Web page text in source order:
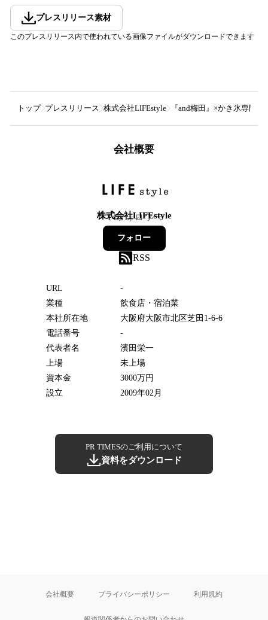
プレスリリース素材
このプレスリリース内で使われている画像ファイルがダウンロードできます
トップ プレスリリース 株式会社LIFEstyle 『and梅田』×かき氷専門
会社概要
株式会社LIFEstyle
14フォロワー
フォロー
RSS
URL
-
業種
飲食店・宿泊業
本社所在地
大阪府大阪市北区芝田1-6-6
電話番号
-
代表者名
濱田栄一
上場
未上場
資本金
3000万円
設立
2009年02月
PR TIMESのご利用について
資料をダウンロード
会社概要 プライバシーポリシー 利用規約